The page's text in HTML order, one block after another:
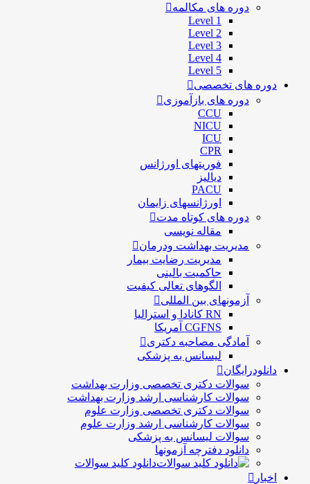
دوره های مکالمه
Level 1
Level 2
Level 3
Level 4
Level 5
دوره های تخصصی
دوره های بازآموزی
CCU
NICU
ICU
CPR
فوریتهای اورژانس
دیالیز
PACU
اورژانسهای زایمان
دوره های کوتاه مدت
مقاله نویسی
مدیریت بهداشت ودرمان
مديريت رضايت بيمار
حاكميت بالينی
الگوهای تعالی کيفيت
آزمونهای بین المللی
RN کانادا و استرالیا
CGFNS آمریکا
آمادگی مصاحبه دکتری
لیسانس به پزشکی
دانلودرایگان
سوالات دکتری تخصصی وزارت بهداشت
سوالات کارشناسی ارشد وزارت بهداشت
سوالات دکتری تخصصی وزارت علوم
سوالات کارشناسی ارشد وزارت علوم
سوالات لیسانس به پزشکی
دانلود دفترچه آزمونها
دانلود کلید سوالات
اخبار